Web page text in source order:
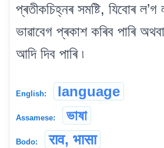
প্ৰতীকচিহ্নৰ সমষ্টি, যিবোৰ
ভাৱাবেগ প্ৰকাশ কৰিব পাৰি অথবা
আদি দিব পাৰি ৷
English: language
Assamese: ভাষা
Bodo: राव, भासा